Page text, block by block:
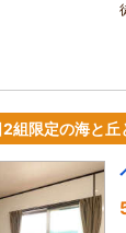
組限定の海と